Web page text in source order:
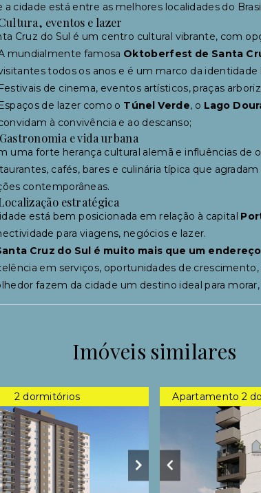
a cidade está entre as melhores localidades do
eventos e lazer
Cruz do Sul é um centro cultural vibrante, com
mundialmente famosa Oktoberfest de Santa
todos os anos e é um marco da identidade
de cinema, eventos artísticos, praças
de lazer como o Túnel Verde, o Lago
à convivência e ao descanso;
e vida urbana
uma forte herança cultural alemã e influências de
cafés, bares e culinária típica que
contemporâneas.
estratégica
está bem posicionada em relação à capital
para viagens, negócios e lazer.
Cruz do Sul é muito mais que um
em serviços, oportunidades de
fazem da cidade um destino ideal para
Imóveis similares
2 dormitórios Apartamento 2